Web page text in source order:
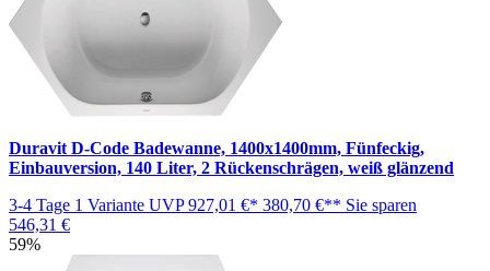
Duravit D-Code Badewanne, 1400x1400mm, Fünfeckig,
Einbauversion, 140 Liter, 2 Rückenschrägen, weiß glänzend
3-4 Tage 1 Variante UVP927,01 €* 380,70 €** Sie sparen
546,31 €
59%